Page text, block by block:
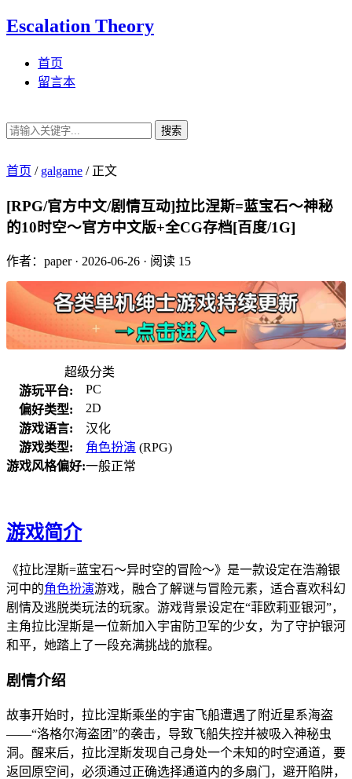
Escalation Theory
首页
留言本
搜索
首页 / galgame /正文
[RPG/官方中文/剧情互动]拉比涅斯=蓝宝石～神秘
的10时空～官方中文版+全CG存档[百度/1G]
作者：paper· 2026-06-26 · 阅读 15
超级分类
游玩平台:
PC
偏好类型:
2D
游戏语言:
汉化
游戏类型:
角色扮演 (RPG)
游戏风格偏好:一般正常
游戏简介
《拉比涅斯=蓝宝石～异时空的冒险～》是一款设定在浩瀚银
河中的角色扮演游戏，融合了解谜与冒险元素，适合喜欢科幻
剧情及逃脱类玩法的玩家。游戏背景设定在“菲欧莉亚银河”，
主角拉比涅斯是一位新加入宇宙防卫军的少女，为了守护银河
和平，她踏上了一段充满挑战的旅程。
剧情介绍
故事开始时，拉比涅斯乘坐的宇宙飞船遭遇了附近星系海盗
——“洛格尔海盗团”的袭击，导致飞船失控并被吸入神秘虫
洞。醒来后，拉比涅斯发现自己身处一个未知的时空通道，要
返回原空间，必须通过正确选择通道内的多扇门，避开陷阱，